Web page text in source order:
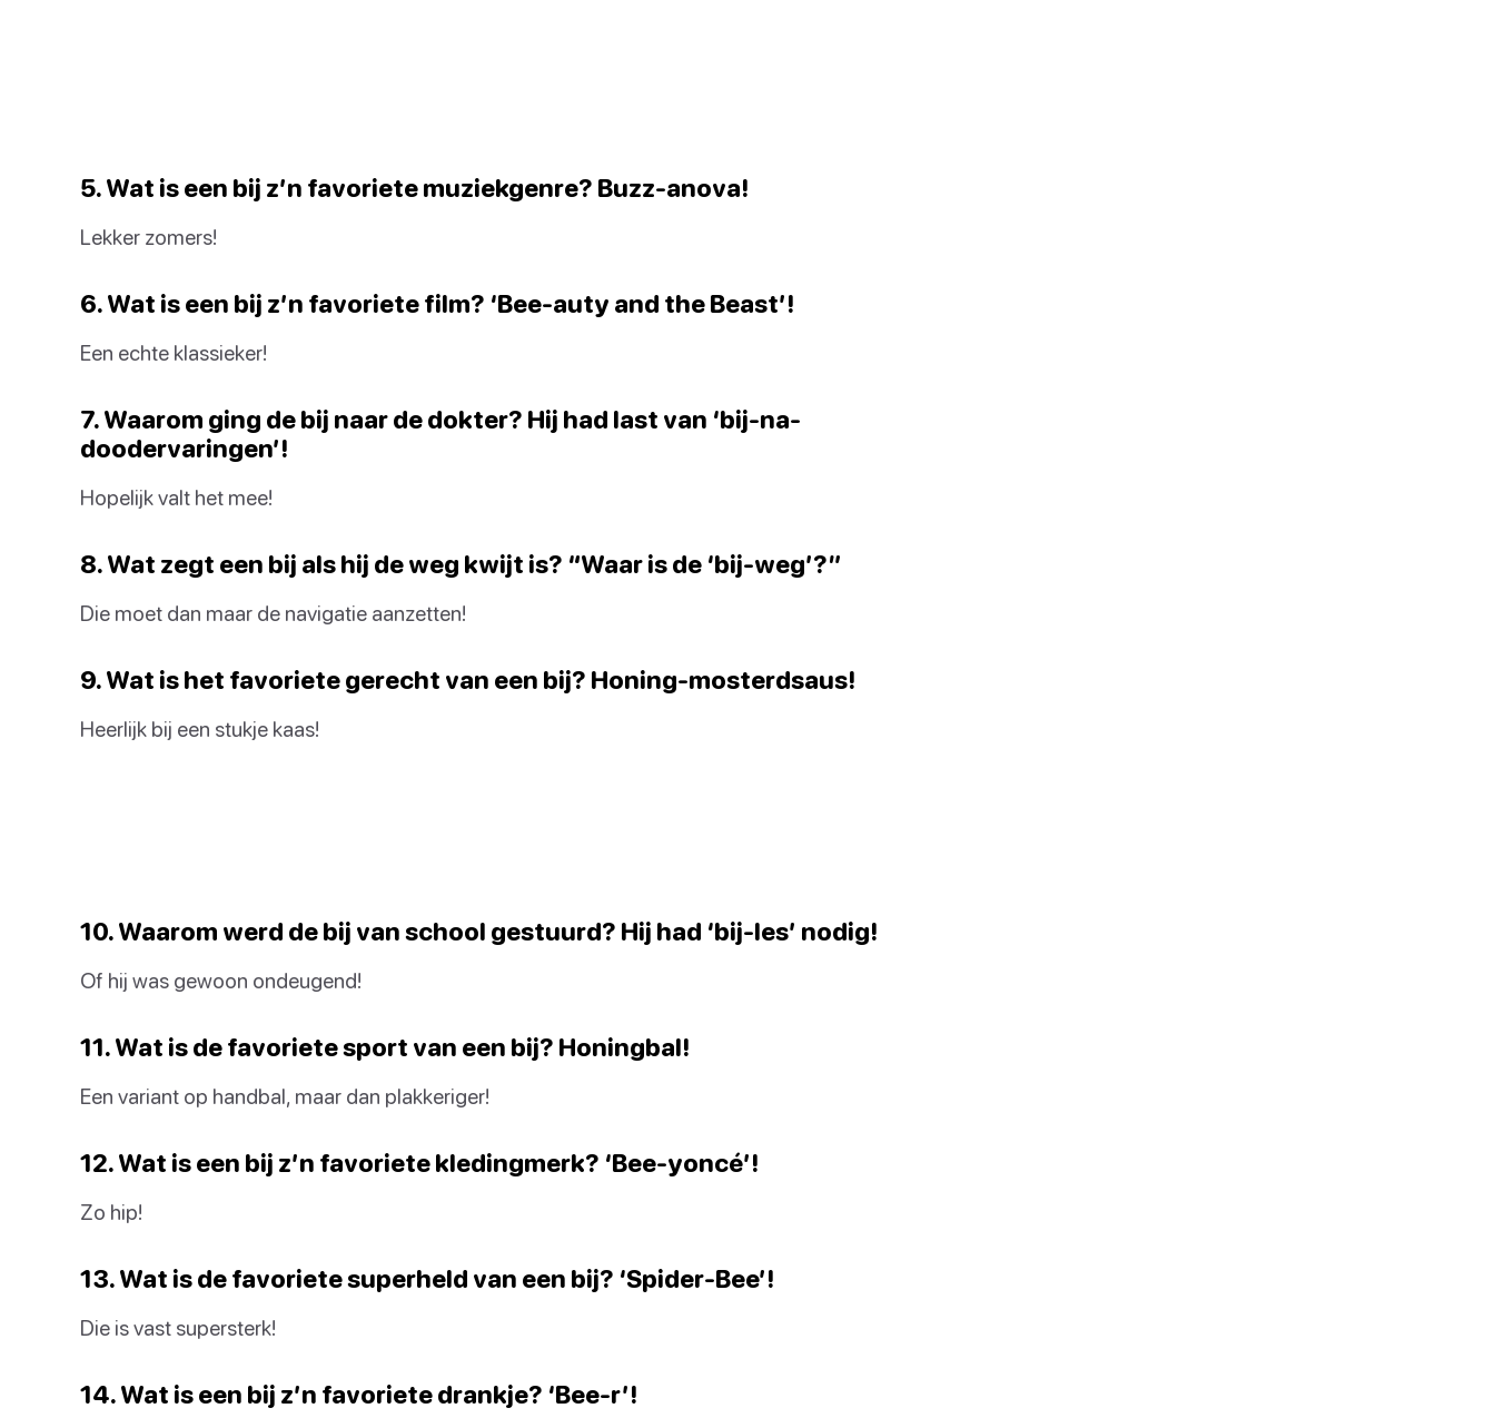
5. Wat is een bij z’n favoriete muziekgenre? Buzz-anova!
Lekker zomers!
6. Wat is een bij z’n favoriete film? ‘Bee-auty and the Beast’!
Een echte klassieker!
7. Waarom ging de bij naar de dokter? Hij had last van ‘bij-na-
doodervaringen’!
Hopelijk valt het mee!
8. Wat zegt een bij als hij de weg kwijt is? “Waar is de ‘bij-weg’?”
Die moet dan maar de navigatie aanzetten!
9. Wat is het favoriete gerecht van een bij? Honing-mosterdsaus!
Heerlijk bij een stukje kaas!
10. Waarom werd de bij van school gestuurd? Hij had ‘bij-les’ nodig!
Of hij was gewoon ondeugend!
11. Wat is de favoriete sport van een bij? Honingbal!
Een variant op handbal, maar dan plakkeriger!
12. Wat is een bij z’n favoriete kledingmerk? ‘Bee-yoncé’!
Zo hip!
13. Wat is de favoriete superheld van een bij? ‘Spider-Bee’!
Die is vast supersterk!
14. Wat is een bij z’n favoriete drankje? ‘Bee-r’!